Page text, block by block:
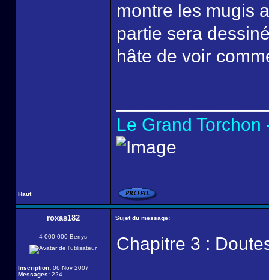
montre les mugis
partie sera
hâte de voir
Le Grand
Haut
roxas182 Sujet du message:
4 000 000 Berrys
Inscription: 06 Nov 2007
Messages: 224
Chapitre 3 :